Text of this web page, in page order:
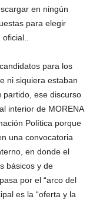
en ningún
para elegir
para los
ni siquiera estaban
partido, ese discurso
interior de MORENA
Política porque
una convocatoria
en donde el
básicos y de
por el “arco del
es la “oferta y la